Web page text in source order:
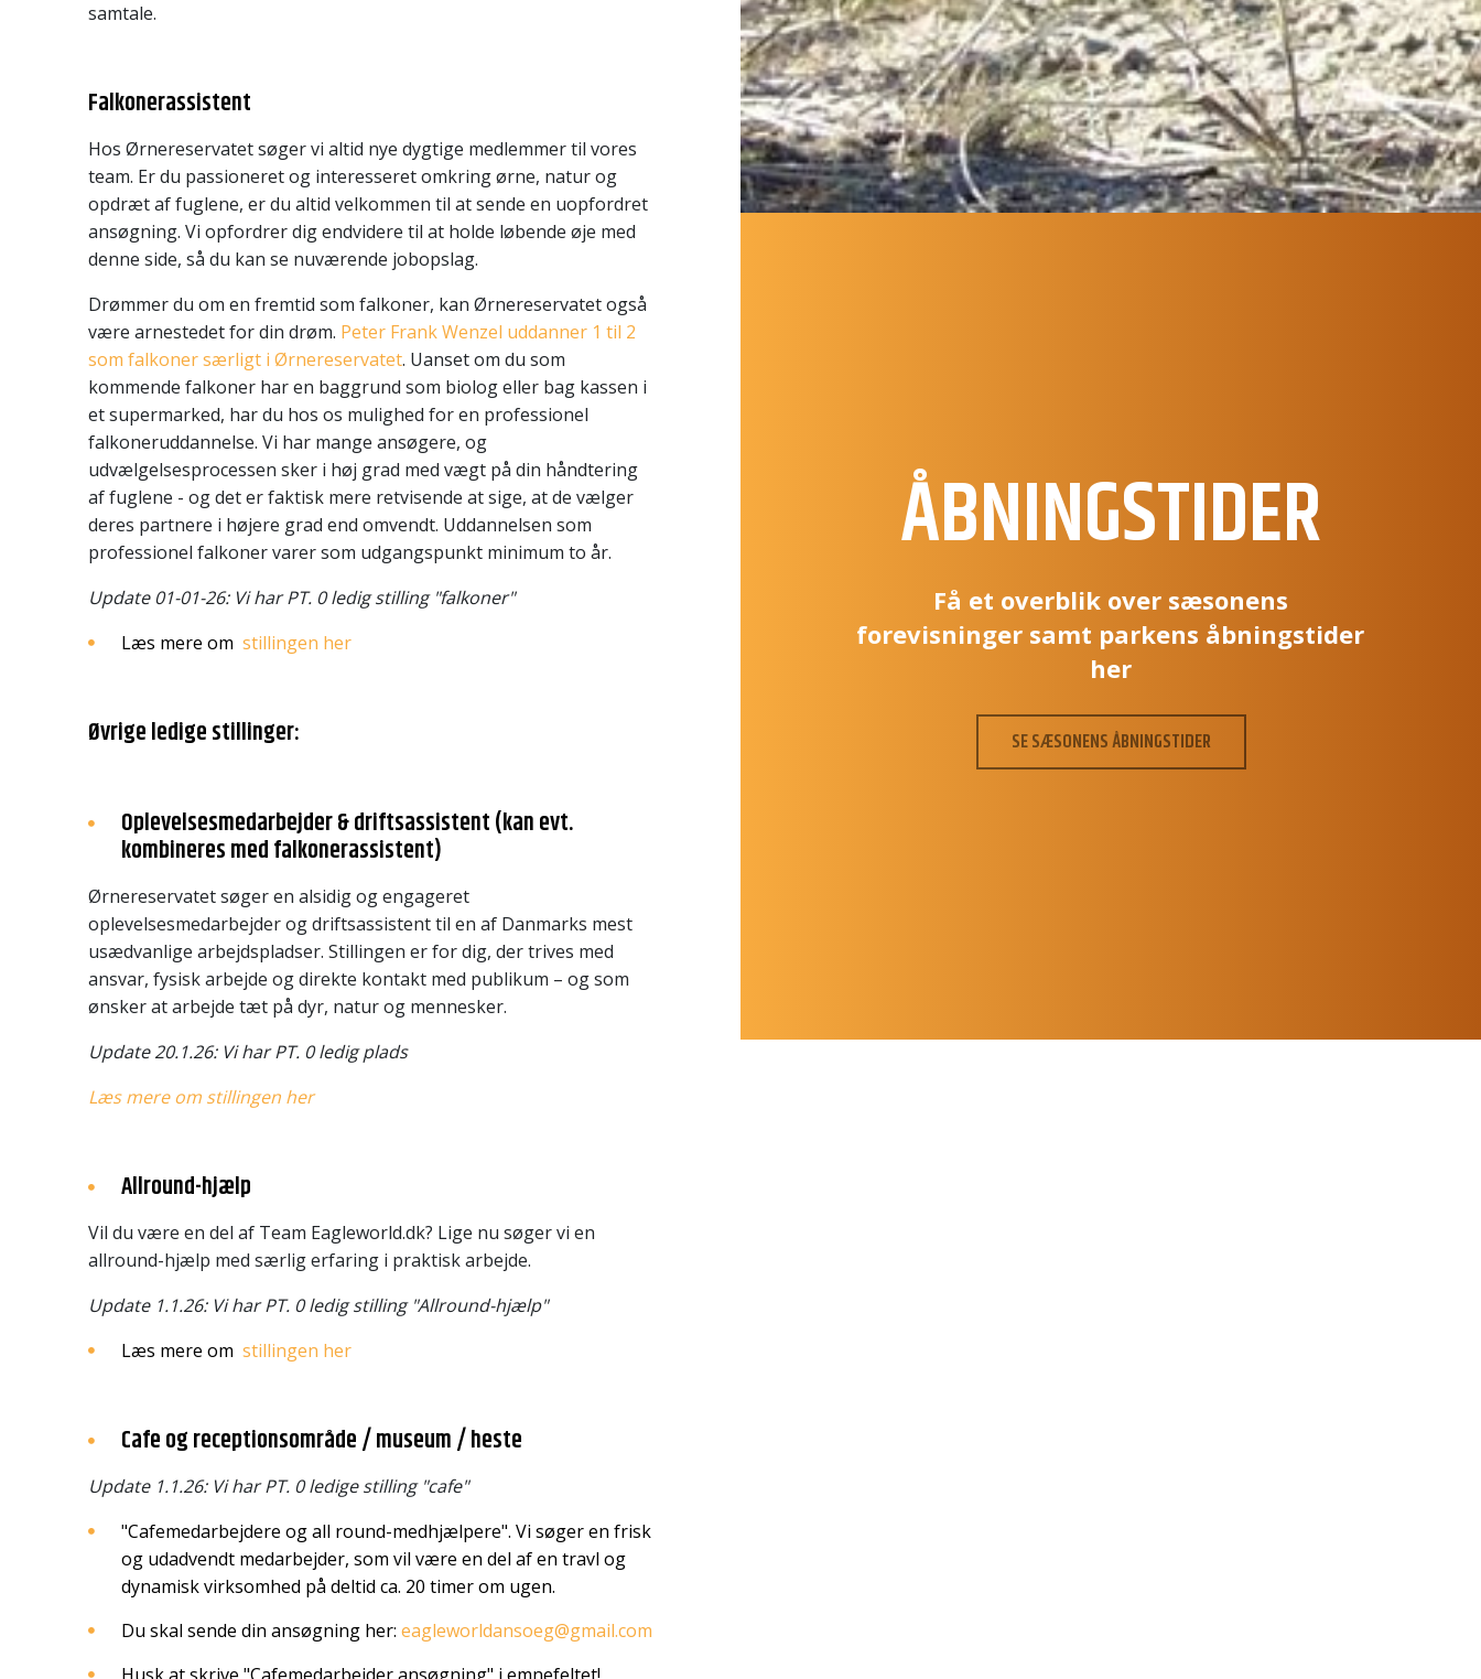
samtale.
Falkonerassistent
Hos Ørnereservatet søger vi altid nye dygtige medlemmer til vores
team. Er du passioneret og interesseret omkring ørne, natur og
opdræt af fuglene, er du altid velkommen til at sende en uopfordret
ansøgning. Vi opfordrer dig endvidere til at holde løbende øje med
denne side, så du kan se nuværende jobopslag.
Drømmer du om en fremtid som falkoner, kan Ørnereservatet også
være arnestedet for din drøm. Peter Frank Wenzel uddanner 1 til 2
som falkoner særligt i Ørnereservatet. Uanset om du som
kommende falkoner har en baggrund som biolog eller bag kassen i
et supermarked, har du hos os mulighed for en professionel
falkoneruddannelse. Vi har mange ansøgere, og
udvælgelsesprocessen sker i høj grad med vægt på din håndtering
af fuglene - og det er faktisk mere retvisende at sige, at de vælger
deres partnere i højere grad end omvendt. Uddannelsen som
professionel falkoner varer som udgangspunkt minimum to år.
Update 01-01-26: Vi har PT. 0 ledig stilling "falkoner"
Læs mere om stillingen her
Øvrige ledige stillinger:
Oplevelsesmedarbejder & driftsassistent (kan evt.
kombineres med falkonerassistent)
Ørnereservatet søger en alsidig og engageret
oplevelsesmedarbejder og driftsassistent til en af Danmarks mest
usædvanlige arbejdspladser. Stillingen er for dig, der trives med
ansvar, fysisk arbejde og direkte kontakt med publikum – og som
ønsker at arbejde tæt på dyr, natur og mennesker.
Update 20.1.26: Vi har PT. 0 ledig plads
Læs mere om stillingen her
Allround-hjælp
Vil du være en del af Team Eagleworld.dk? Lige nu søger vi en
allround-hjælp med særlig erfaring i praktisk arbejde.
Update 1.1.26: Vi har PT. 0 ledig stilling "Allround-hjælp"
Læs mere om stillingen her
Cafe og receptionsområde / museum / heste
Update 1.1.26: Vi har PT. 0 ledige stilling "cafe"
"Cafemedarbejdere og all round-medhjælpere". Vi søger en frisk
og udadvendt medarbejder, som vil være en del af en travl og
dynamisk virksomhed på deltid ca. 20 timer om ugen.
Du skal sende din ansøgning her: eagleworldansoeg@gmail.com
ÅBNINGSTIDER
Få et overblik over sæsonens
forevisninger samt parkens åbningstider
her
SE SÆSONENS ÅBNINGSTIDER